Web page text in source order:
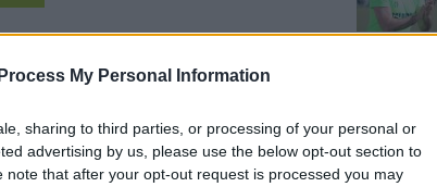
My Personal Information
sharing to third parties, or processing of your personal or
advertising by us, please use the below opt-out section to
note that after your opt-out request is processed you may